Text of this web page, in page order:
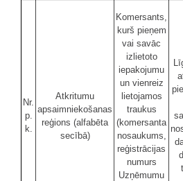
Nr.
p.
k.
Atkritumu
apsaimniekošanas
reģions (alfabēta
secībā)
Komersants,
kurš pieņem
vai savāc
izlietoto
iepakojumu
un vienreiz
lietojamos
traukus
(komersanta
nosaukums,
reģistrācijas
numurs
Uzņēmumu